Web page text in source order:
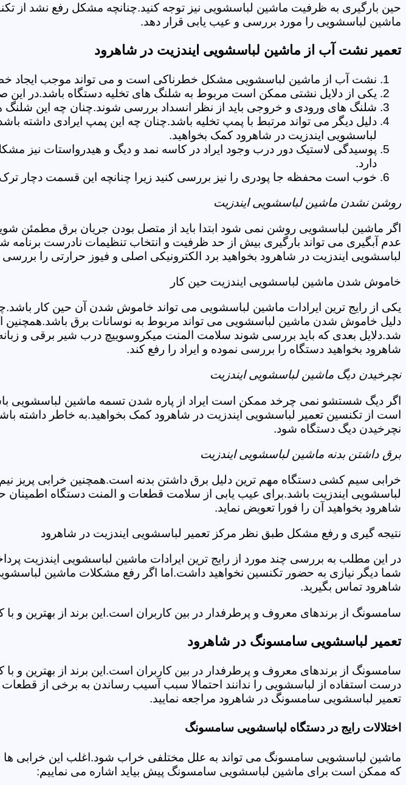
حین بارگیری به ظرفیت ماشین لباسشویی نیز توجه کنید.چنانچه مشکل رفع نشد از
ماشین لباسشویی را مورد بررسی و عیب یابی قرار دهد.
تعمیر نشت آب از ماشین لباسشویی ایندزیت در شاهرود
نشت آب از ماشین لباسشویی مشکل خطرناکی است و می تواند موجب ایجاد
یکی از دلایل نشتی ممکن است مربوط به شلنگ های تخلیه دستگاه باشد.در این
شلنگ های ورودی و خروجی باید از نظر انسداد بررسی شوند.چنان چه این شلنگ
دلیل دیگر می تواند مرتبط با پمپ تخلیه باشد.چنان چه این پمپ ایرادی داشته
لباسشویی ایندزیت در شاهرود کمک بخواهید.
پوسیدگی لاستیک دور درب وجود ایراد در کاسه نمد و دیگ و هیدرواستات نیز
دارد.
خوب است محفظه جا پودری را نیز بررسی کنید زیرا چنانچه این قسمت دچار
روشن نشدن ماشین لباسشویی ایندزیت
اگر ماشین لباسشویی روشن نمی شود ابتدا باید از متصل بودن جریان برق مطمئن
عدم آبگیری می تواند بارگیری بیش از حد ظرفیت و انتخاب تنظیمات نادرست
لباسشویی ایندزیت در شاهرود بخواهید برد الکترونیکی اصلی و فیوز حرارتی را
خاموش شدن ماشین لباسشویی ایندزیت حین کار
یکی از رایج ترین ایرادات ماشین لباسشویی می تواند خاموش شدن آن حین کار
دلیل خاموش شدن ماشین لباسشویی می تواند مربوط به نوسانات برق باشد.همچنین
شد.دلایل بعدی که باید بررسی شوند سلامت المنت میکروسوییچ درب شیر برقی و
شاهرود بخواهید دستگاه را بررسی نموده و ایراد را رفع کند.
نچرخیدن دیگ ماشین لباسشویی ایندزیت
اگر دیگ شستشو نمی چرخد ممکن است ایراد از پاره شدن تسمه ماشین لباسشویی
است از تکنسین تعمیر لباسشویی ایندزیت در شاهرود کمک بخواهید.به خاطر داشته
نچرخیدن دیگ دستگاه شود.
برق داشتن بدنه ماشین لباسشویی ایندزیت
خرابی سیم کشی دستگاه مهم ترین دلیل برق داشتن بدنه است.همچنین خرابی پریز
لباسشویی ایندزیت باشد.برای عیب یابی از سلامت قطعات و المنت دستگاه
شاهرود بخواهید آن را فورا تعویض نماید.
نتیجه گیری و رفع مشکل طبق نظر مرکز تعمیر لباسشویی ایندزیت در شاهرود
در این مطلب به بررسی چند مورد از رایج ترین ایرادات ماشین لباسشویی ایندزیت
شما دیگر نیازی به حضور تکنسین نخواهید داشت.اما اگر رفع مشکلات ماشین
شاهرود تماس بگیرید.
سامسونگ از برندهای معروف و پرطرفدار در بین کاربران است.این برند از بهترین
تعمیر لباسشویی سامسونگ در شاهرود
سامسونگ از برندهای معروف و پرطرفدار در بین کاربران است.این برند از بهترین
درست استفاده از لباسشویی را ندانند احتمالا سبب آسیب رساندن به برخی از
تعمیر لباسشویی سامسونگ در شاهرود مراجعه نمایید.
اختلالات رایج در دستگاه لباسشویی سامسونگ
ماشین لباسشویی سامسونگ می تواند به علل مختلفی خراب شود.اغلب این خرابی ها
که ممکن است برای ماشین لباسشویی سامسونگ پیش بیاید اشاره می نماییم: